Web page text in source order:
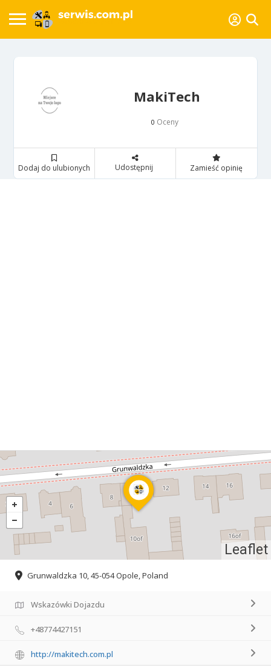
MakiTech
0 Oceny
Dodaj do ulubionych Udostępnij Zamieść opinię
Leaflet
Grunwaldzka 10, 45-054 Opole, Poland
Wskazówki Dojazdu
+48774427151
http://makitech.com.pl